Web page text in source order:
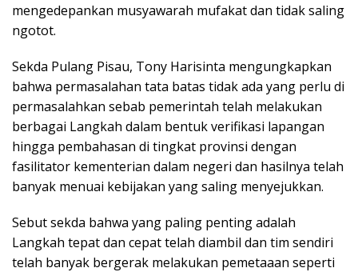
mengedepankan musyawarah mufakat dan tidak saling
ngotot.
Sekda Pulang Pisau, Tony Harisinta mengungkapkan
bahwa permasalahan tata batas tidak ada yang perlu di
permasalahkan sebab pemerintah telah melakukan
berbagai Langkah dalam bentuk verifikasi lapangan
hingga pembahasan di tingkat provinsi dengan
fasilitator kementerian dalam negeri dan hasilnya telah
banyak menuai kebijakan yang saling menyejukkan.
Sebut sekda bahwa yang paling penting adalah
Langkah tepat dan cepat telah diambil dan tim sendiri
telah banyak bergerak melakukan pemetaaan seperti